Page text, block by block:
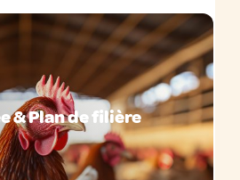
& Plan de filière